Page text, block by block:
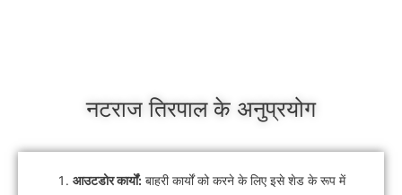
नटराज तिरपाल के अनुप्रयोग
आउटडोर कार्यों: बाहरी कार्यों को करने के लिए इसे शेड के रूप में